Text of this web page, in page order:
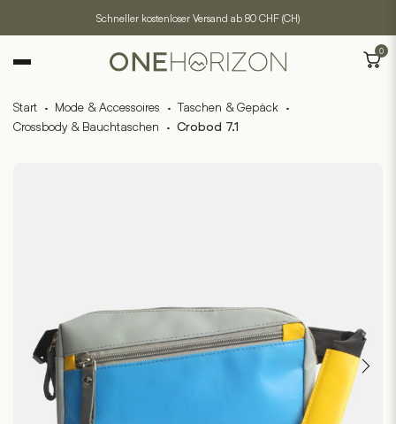
Schneller kostenloser Versand ab 80 CHF (CH)
0
Start · Mode & Accessoires · Taschen & Gepäck ·
Crossbody & Bauchtaschen · Crobod 7.1